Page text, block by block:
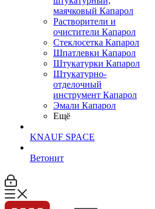
маячковый Капарол
Растворители и
очистители Капарол
Cтеклосетка Капарол
Шпатлевки Капарол
Штукатурки Капарол
Штукатурно-
отделочный
инструмент Капарол
Эмали Капарол
Ещё
KNAUF SPACE
Ветонит